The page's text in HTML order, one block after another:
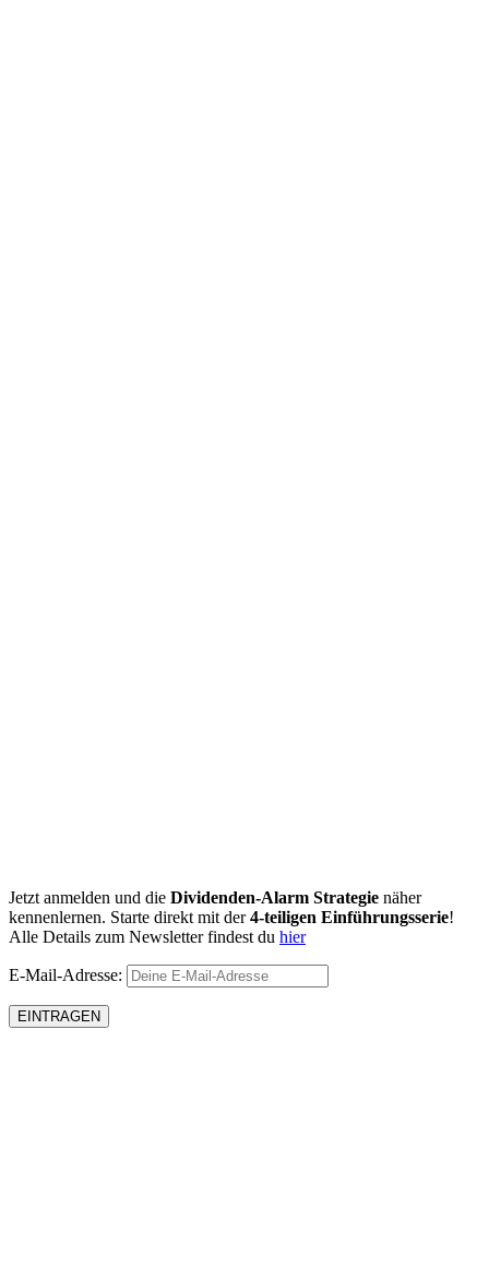
Jetzt anmelden und die Dividenden-Alarm Strategie näher
kennenlernen. Starte direkt mit der4-teiligen Einführungsserie!
Alle Details zum Newsletter findest du hier
E-Mail-Adresse: